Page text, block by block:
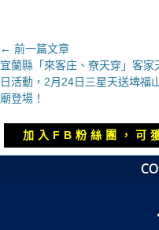
文
章
導
覽
← 前一篇文章
上
一
篇
宜蘭縣「來客庄、尞天穿」客家
日活動，2月24日三星天送埤福
廟登場！
加入FB粉絲團，可